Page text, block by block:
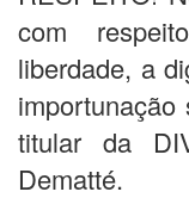
com
liberdade, a
importunação
titular da
Dematté.